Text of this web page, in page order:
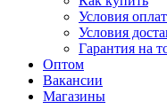
Условия
Условия
Гарантия на
Оптом
Вакансии
Магазины